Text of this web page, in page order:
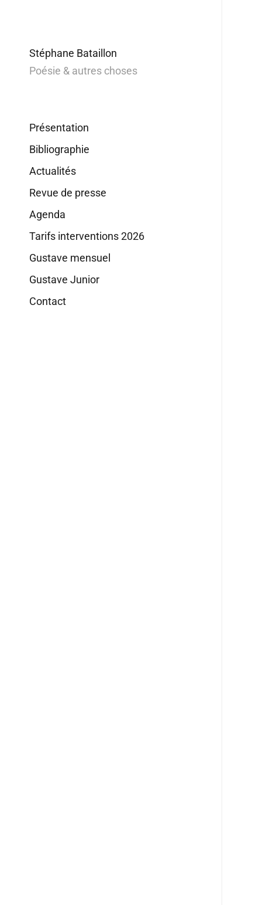
Stéphane Bataillon
Poésie & autres choses
Présentation
Bibliographie
Actualités
Revue de presse
Agenda
Tarifs interventions 2026
Gustave mensuel
Gustave Junior
Contact